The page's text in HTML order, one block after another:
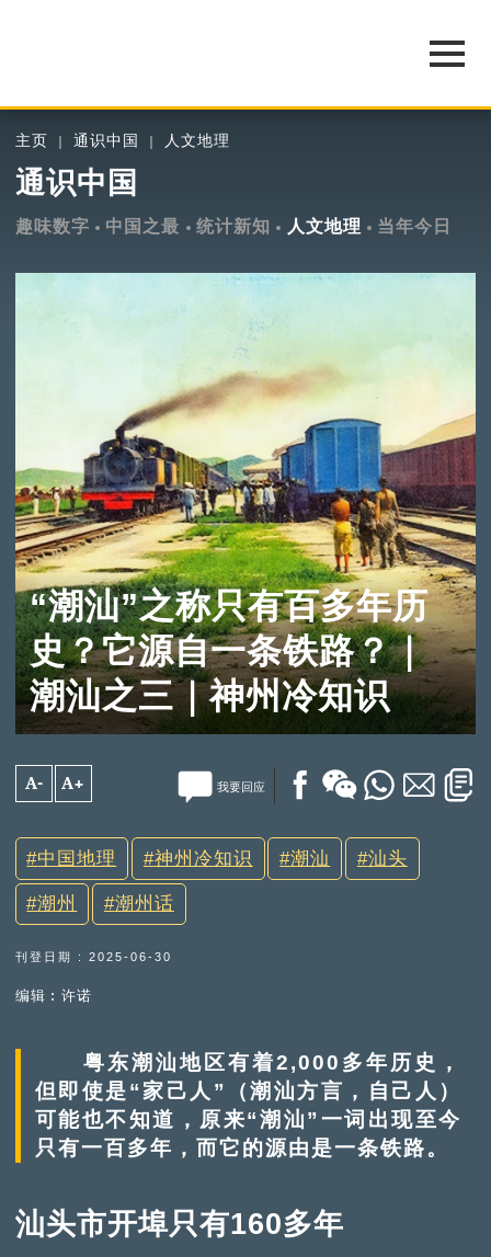
主页 通识中国 人文地理
通识中国
趣味数字 中国之最 统计新知 人文地理 当年今日
“潮汕”之称只有百多年历
史？它源自一条铁路？｜
潮汕之三｜神州冷知识
A- A+ 我要回应
中国地理 神州冷知识 潮汕 汕头
潮州 潮州话
刊登日期 : 2025-06-30
编辑︰许诺
粤东潮汕地区有着2,000多年历史，
但即使是“家己人”（潮汕方言，自己人）
可能也不知道，原来“潮汕”一词出现至今
只有一百多年，而它的源由是一条铁路。
汕头市开埠只有160多年